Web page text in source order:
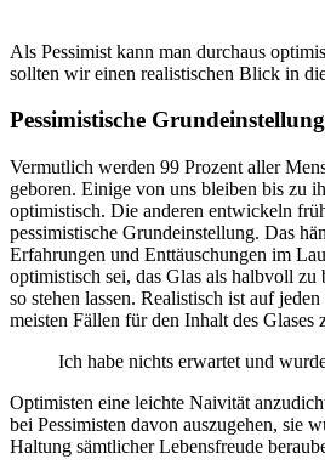
Als Pessimist kann man durchaus
sollten wir einen realistischen Blick in
Pessimistische Grundeinstellung
Vermutlich werden 99 Prozent aller
geboren. Einige von uns bleiben bis zu
optimistisch. Die anderen entwickeln
pessimistische Grundeinstellung. Das
Erfahrungen und Enttäuschungen im
optimistisch sei, das Glas als halbvoll zu
so stehen lassen. Realistisch ist auf
meisten Fällen für den Inhalt des Glases
Ich habe nichts erwartet und
Optimisten eine leichte Naivität
bei Pessimisten davon auszugehen, sie
Haltung sämtlicher Lebensfreude